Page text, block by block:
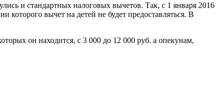
и стандартных налоговых вычетов. Так, с 1 января 2016
вычет на детей не будет предоставляться. В
он находится, с 3 000 до 12 000 руб. а опекунам,